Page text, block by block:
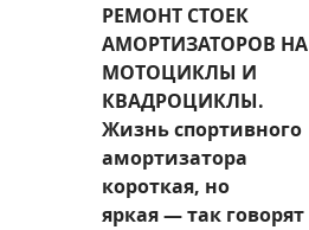
РЕМОНТ СТОЕК
АМОРТИЗАТОРОВ НА
МОТОЦИКЛЫ И
КВАДРОЦИКЛЫ.
Жизнь спортивного
амортизатора
короткая, но
яркая — так говорят